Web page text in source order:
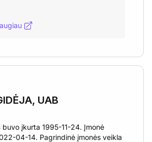
UAB
buvo įkurta 1995-11-24. Įmonė
04-14. Pagrindinė įmonės veikla